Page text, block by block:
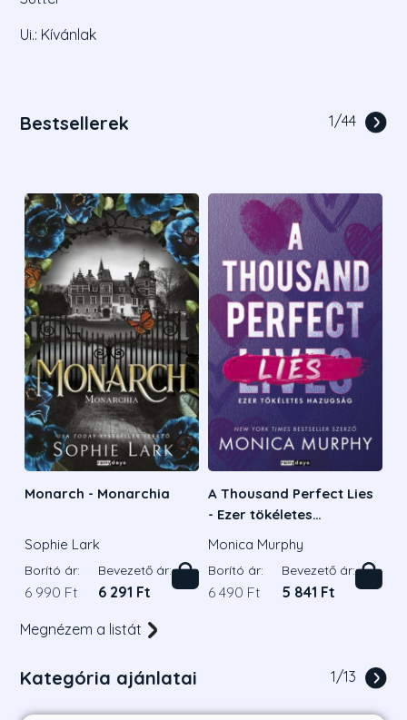
Ui.: Kívánlak
Bestsellerek 1/44
Monarch - Monarchia
Sophie Lark
Borító ár:
6 990 Ft
Bevezető ár:
6 291 Ft
A Thousand Perfect Lies
- Ezer tökéletes
hazugság
Monica Murphy
Borító ár:
6 490 Ft
Bevezető ár:
5 841 Ft
Megnézem a listát
Kategória ajánlatai 1/13